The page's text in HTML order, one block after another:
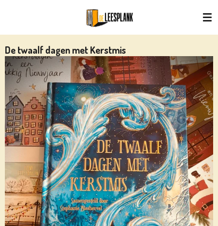
naar
de
hoofdinhoud
De twaalf dagen met Kerstmis